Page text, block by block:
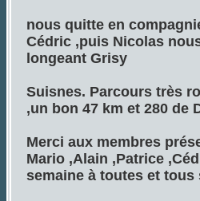
nous quitte en
Cédric ,puis Nicolas
longeant Grisy
Suisnes. Parcours très
,un bon 47 km et 280 de
Merci aux membres
Mario ,Alain ,Patrice
semaine à toutes et